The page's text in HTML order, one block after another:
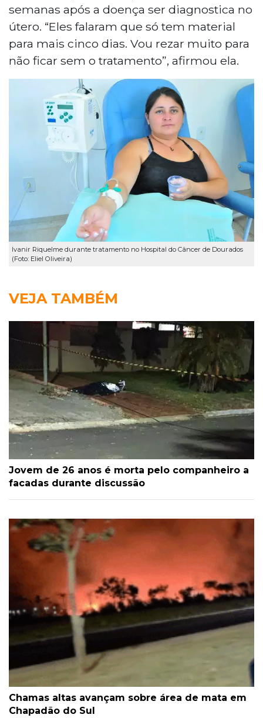
semanas após a doença ser diagnostica no
útero. “Eles falaram que só tem material
para mais cinco dias. Vou rezar muito para
não ficar sem o tratamento”, afirmou ela.
Ivanir Riquelme durante tratamento no Hospital do Câncer de Dourados
(Foto: Eliel Oliveira)
VEJA TAMBÉM
Jovem de 26 anos é morta pelo companheiro a
facadas durante discussão
Chamas altas avançam sobre área de mata em
Chapadão do Sul